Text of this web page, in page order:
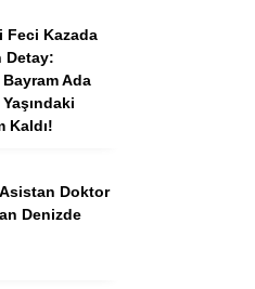
Feci Kazada
Detay:
Ada
Kaldı!
Doktor
Denizde